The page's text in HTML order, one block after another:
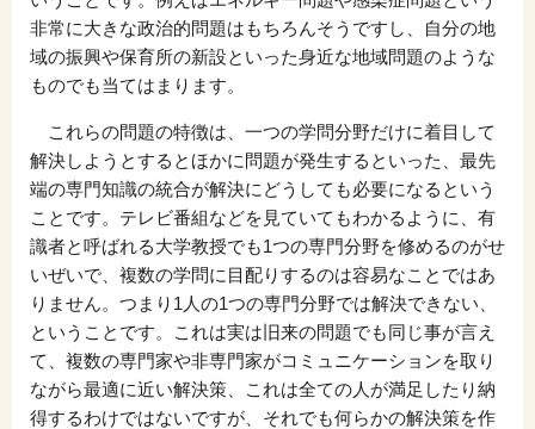
非常に大きな政治的問題はもちろんそうですし、自分の地
域の振興や保育所の新設といった身近な地域問題のような
ものでも当てはまります。
これらの問題の特徴は、一つの学問分野だけに着目して
解決しようとするとほかに問題が発生するといった、最先
端の専門知識の統合が解決にどうしても必要になるという
ことです。テレビ番組などを見ていてもわかるように、有
識者と呼ばれる大学教授でも1つの専門分野を修めるのがせ
いぜいで、複数の学問に目配りするのは容易なことではあ
りません。つまり1人の1つの専門分野では解決できない、
ということです。これは実は旧来の問題でも同じ事が言え
て、複数の専門家や非専門家がコミュニケーションを取り
ながら最適に近い解決策、これは全ての人が満足したり納
得するわけではないですが、それでも何らかの解決策を作